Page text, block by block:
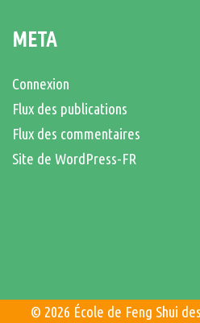
META
Connexion
Flux des publications
Flux des commentaires
Site de WordPress-FR
© 2026 École de Feng Shui